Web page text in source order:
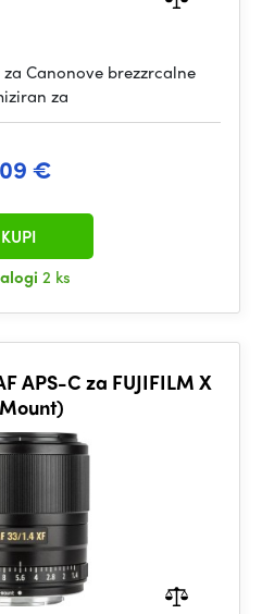
Canonove brezzrcalne
za
€
2 ks
KUPI
APS-C za FUJIFILM X